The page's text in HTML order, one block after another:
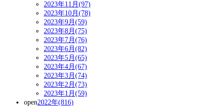
2023年11月(97)
2023年10月(78)
2023年9月(59)
2023年8月(75)
2023年7月(76)
2023年6月(82)
2023年5月(65)
2023年4月(67)
2023年3月(74)
2023年2月(73)
2023年1月(59)
open2022年(816)